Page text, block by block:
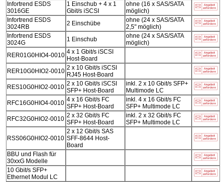
Infortrend ESDS
3016GE
1 Einschub + 4 x 1
Gbit/s iSCSI
ohne (16 x SAS/SATA
möglich)
Infortrend ESDS
3024RB
2 Einschübe
ohne (24 x SAS/SATA
2,5" möglich)
Infortrend ESDS
3024G
1 Einschub
ohne (24 x SAS/SATA
möglich)
RER01G0HIO4-0010 4 x 1 Gbit/s iSCSI
Host-Board
RER10G0HIO2-0010 2 x 10 Gbit/s iSCSI
RJ45 Host-Board
RES10G0HIO2-0010 2 x 10 Gbit/s iSCSI
SFP+ Host-Board
inkl. 2 x 10 Gbit/s SFP+
Multimode LC
RFC16G0HIO4-0010 4 x 16 Gbit/s FC
SFP+ Host-Board
inkl. 4 x 16 Gbit/s FC
SFP+ Multimode LC
RFC32G0HIO2-0010 2 x 32 Gbit/s FC
SFP+ Host-Board
inkl. 2 x 32 Gbit/s FC
SFP+ Multimode LC
RSS06G0HIO2-0010
2 x 12 Gbit/s SAS
SFF-8644 Host-
Board
BBU und Flash für
30xxG Modelle
10 Gbit/s SFP+
Ethernet Modul LC